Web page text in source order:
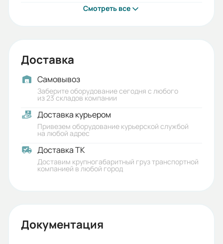
Смотреть все
Доставка
Самовывоз
Заберите оборудование сегодня с любого
из 23 складов компании
Доставка курьером
Привезем оборудование курьерской службой
на любой адрес
Доставка ТК
Доставим крупногабаритный груз транспортной
компанией в любой город
Документация